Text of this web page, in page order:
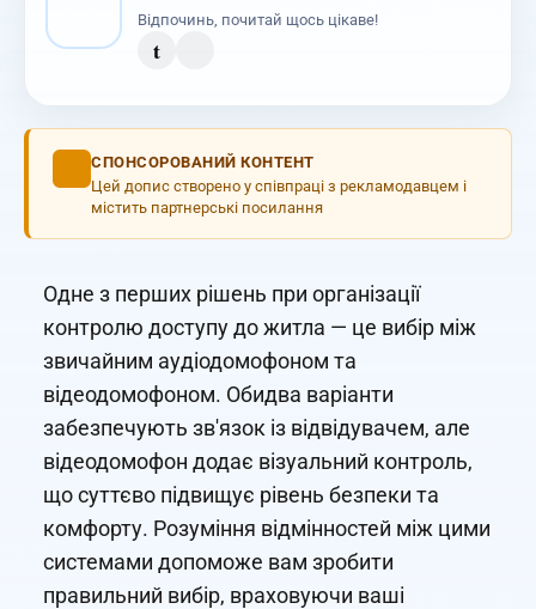
Відпочинь, почитай щось цікаве!
t
СПОНСОРОВАНИЙ КОНТЕНТ
Цей допис створено у співпраці з рекламодавцем і
містить партнерські посилання
Одне з перших рішень при організації
контролю доступу до житла — це вибір між
звичайним аудіодомофоном та
відеодомофоном. Обидва варіанти
забезпечують зв'язок із відвідувачем, але
відеодомофон додає візуальний контроль,
що суттєво підвищує рівень безпеки та
комфорту. Розуміння відмінностей між цими
системами допоможе вам зробити
правильний вибір, враховуючи ваші